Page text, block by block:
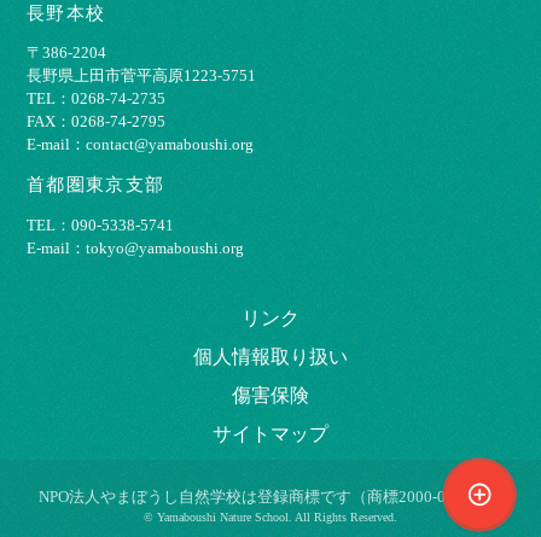
長野本校
〒386-2204
⻑野県上⽥市菅平⾼原1223-5751
TEL：0268-74-2735
FAX：0268-74-2795
E-mail：contact@yamaboushi.org
首都圏東京支部
TEL：090-5338-5741
E-mail：tokyo@yamaboushi.org
リンク
個⼈情報取り扱い
傷害保険
サイトマップ
NPO法⼈やまぼうし⾃然学校は登録商標です（商標2000-009695）
© Yamaboushi Nature School. All Rights Reserved.
control_point